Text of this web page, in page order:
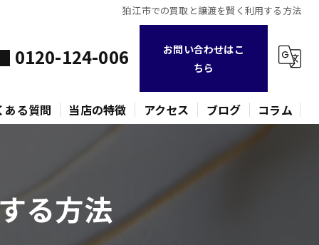
狛江市での買取と譲渡を賢く利用する方法
0120-124-006
お問い合わせはこ
ちら
ある質問 当店の特徴
時計
金貨
アクセス ブログ コラム
る方法